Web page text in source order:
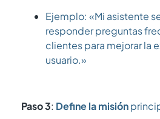
Ejemplo: «Mi asistente
responder preguntas
clientes para mejorar la
usuario.»
Paso 3: Define la misión